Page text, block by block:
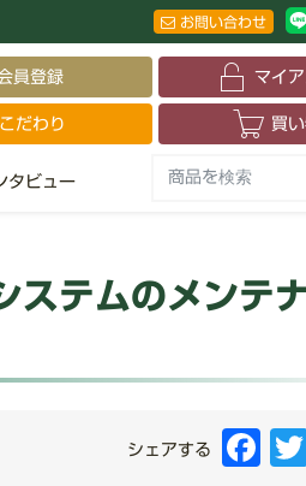
お問い合わせ
員登録 マイ
こだわり 買
タビュー
ステムのメンテ
シェアする